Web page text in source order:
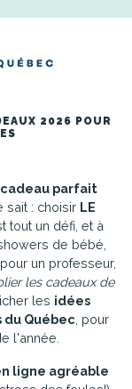
2026 POUR
cadeau parfait
sait : choisir LE
tout un défi, et à
de bébé,
un professeur,
les cadeaux de
les idées
Québec , pour
l'année.
ligne agréable